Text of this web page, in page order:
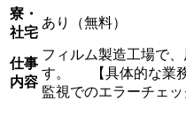
寮・
社宅
あり（無料）
仕事
内容
フィルム製造工場で
す。 【具体的な業務
監視でのエラーチェ